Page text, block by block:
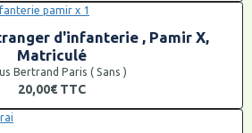
d'infanterie , Pamir X,
Matriculé
Bertrand Paris ( Sans )
20,00€ TTC